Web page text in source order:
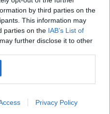
by third parties on the
This information may
parties on the IAB’s List of
further disclose it to other
Privacy Policy
și preferințelor lor
vreun partid
căreia îi este
ca și partidelor
publice,